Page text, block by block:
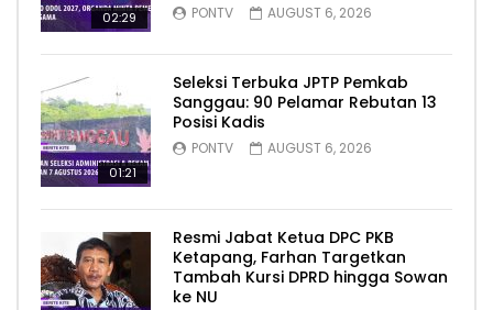
02:29 PONTV AUGUST 6, 2026
01:21
Seleksi Terbuka JPTP Pemkab
Sanggau: 90 Pelamar Rebutan 13
Posisi Kadis
PONTV AUGUST 6, 2026
Resmi Jabat Ketua DPC PKB
Ketapang, Farhan Targetkan
Tambah Kursi DPRD hingga Sowan
ke NU